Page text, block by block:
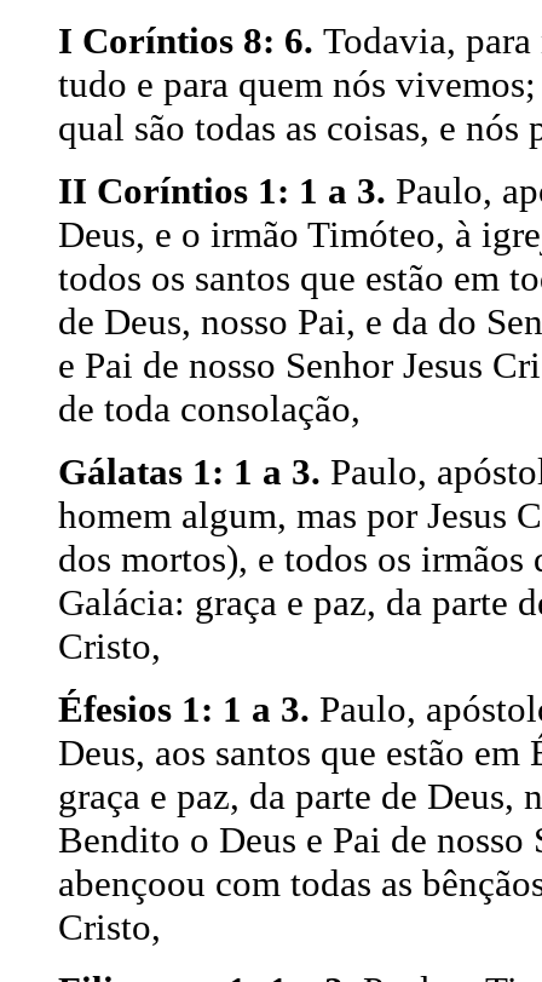
I Coríntios 8: 6. Todavia, para
tudo e para quem nós
qual são todas as coisas, e nós
II Coríntios 1: 1 a 3. Paulo,
Deus, e o irmão Timóteo, à
todos os santos que estão em
de Deus, nosso Pai, e da do
e Pai de nosso Senhor Jesus
de toda consolação,
Gálatas 1: 1 a 3. Paulo,
homem algum, mas por Jesus
dos mortos), e todos os
Galácia: graça e paz, da parte
Cristo,
Éfesios 1: 1 a 3. Paulo,
Deus, aos santos que estão
graça e paz, da parte de Deus,
Bendito o Deus e Pai de
abençoou com todas as
Cristo,